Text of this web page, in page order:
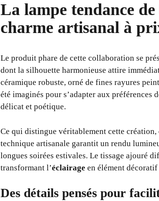
La lampe tendance
charme artisanal à
Le produit phare de cette collaboration se
dont la silhouette harmonieuse attire
céramique robuste, orné de fines rayures
été imaginés pour s’adapter aux
délicat et poétique.
Ce qui distingue véritablement cette
technique artisanale garantit un rendu
longues soirées estivales. Le tissage ajouré
transformant l’éclairage en élément
Des détails pensés pour